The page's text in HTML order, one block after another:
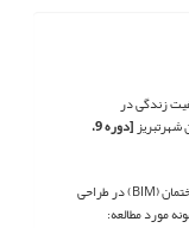
زندگی در
شهرتبریز
[دوره 9،
بررسی تأثیر مدل سازی اطلاعات ساختمان (BIM) در طراحی
مورد مطالعه: